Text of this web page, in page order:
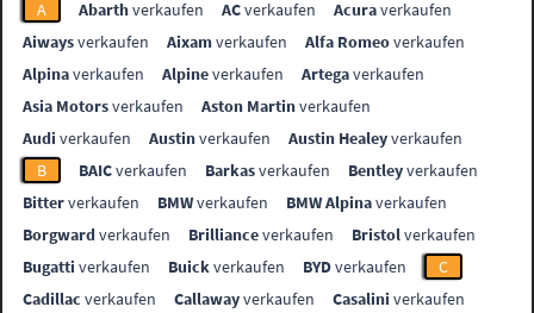
A Abarthverkaufen ACverkaufen Acuraverkaufen
Aiwaysverkaufen Aixamverkaufen Alfa Romeoverkaufen
Alpinaverkaufen Alpineverkaufen Artegaverkaufen
Asia Motorsverkaufen Aston Martinverkaufen
Audi verkaufen Austinverkaufen Austin Healeyverkaufen
B
BAICverkaufen Barkasverkaufen Bentleyverkaufen
Bitterverkaufen BMWverkaufen BMW Alpinaverkaufen
Borgwardverkaufen Brillianceverkaufen Bristolverkaufen
Bugatti verkaufen Buickverkaufen BYDverkaufen
C
Cadillac verkaufen Callawayverkaufen Casalini verkaufen